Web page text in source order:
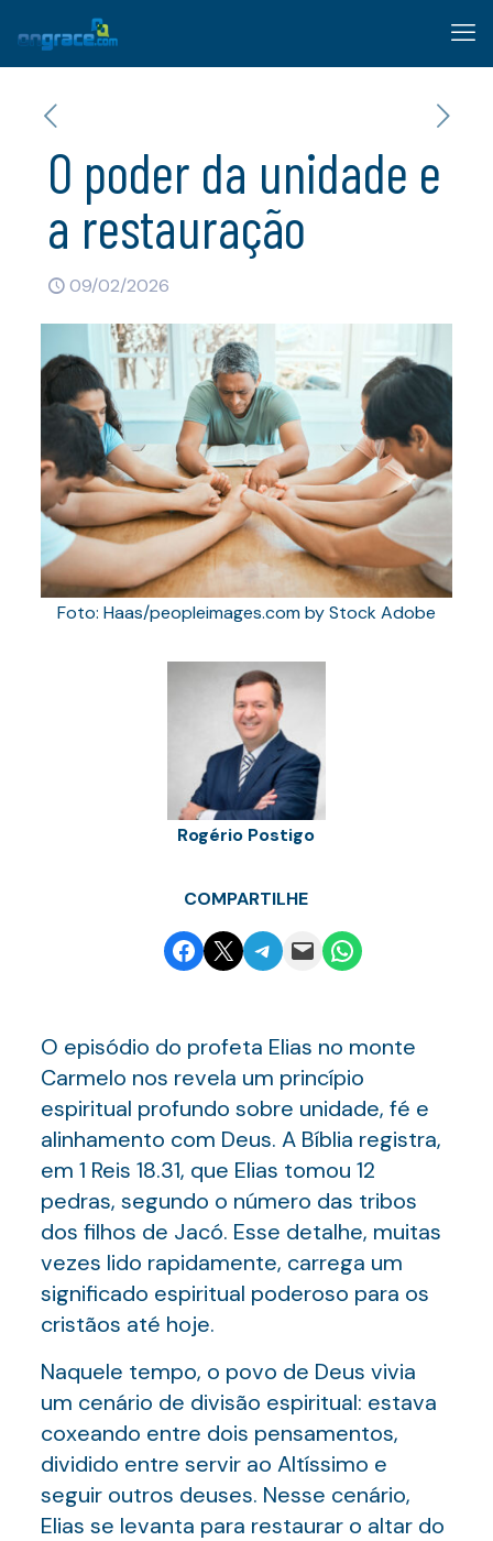
O poder da unidade e
a restauração
09/02/2026
Foto: Haas/peopleimages.com by Stock Adobe
Rogério Postigo
COMPARTILHE
Share on Facebook
Email this PageShare on Telegram
Email this PageShare on WhatsApp
O episódio do profeta Elias no monte
Carmelo nos revela um princípio
espiritual profundo sobre unidade, fé e
alinhamento com Deus. A Bíblia registra,
em 1 Reis 18.31, que Elias tomou 12
pedras, segundo o número das tribos
dos filhos de Jacó. Esse detalhe, muitas
vezes lido rapidamente, carrega um
significado espiritual poderoso para os
cristãos até hoje.
Naquele tempo, o povo de Deus vivia
um cenário de divisão espiritual: estava
coxeando entre dois pensamentos,
dividido entre servir ao Altíssimo e
seguir outros deuses. Nesse cenário,
Elias se levanta para restaurar o altar do